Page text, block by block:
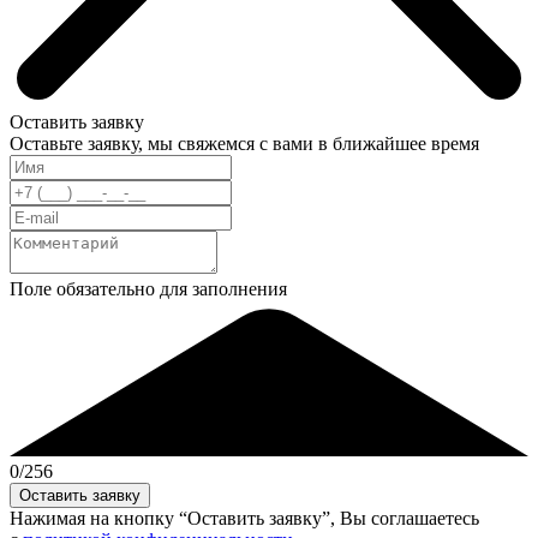
Оставить заявку
Оставьте заявку, мы свяжемся с вами в ближайшее время
Поле обязательно для заполнения
0/256
Нажимая на кнопку “Оставить заявку”, Вы соглашаетесь